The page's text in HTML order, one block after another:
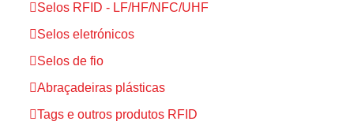
Selos RFID - LF/HF/NFC/UHF
Selos eletrónicos
Selos de fio
Abraçadeiras plásticas
Tags e outros produtos RFID